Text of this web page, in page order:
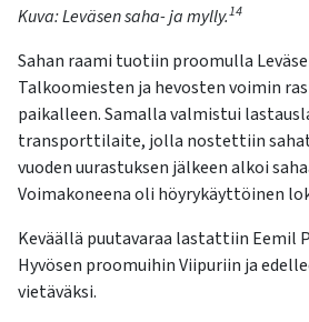
Kuva:Leväsen saha- ja mylly.14
Sahan raami tuotiin proomulla
Talkoomiesten ja hevosten voimin
paikalleen. Samalla valmistui
transporttilaite, jolla nostettiin
vuoden uurastuksen jälkeen alkoi
Voimakoneena oli höyrykäyttöinen
Keväällä puutavaraa lastattiin Eemil
Hyvösen proomuihin Viipuriin ja
vietäväksi.